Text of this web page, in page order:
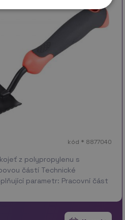
kód * 8877040
z polypropylenu s
částí Technické
parametr: Pracovní část